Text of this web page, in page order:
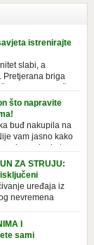
istrenirajte
slabi, a
Pretjerana briga
Jeste li znali da
disanje i
[…]
što napravite
buđ nakupila na
vam jasno kako
jasno je da to
jednostavan
[…]
ZA STRUJU:
uređaja iz
nevremena
od udara groma.
isključeni? Ovo
su u stanju
I
sami